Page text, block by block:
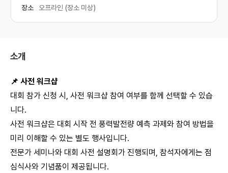
장소
오프라인 (장소 미상)
소개
📌 사전 워크샵
대회 참가 신청 시, 사전 워크샵 참여 여부를 함께 선택할 수 있습
니다.
사전 워크샵은 대회 시작 전 풍력발전량 예측 과제와 참여 방법을
미리 이해할 수 있는 별도 행사입니다.
전문가 세미나와 대회 사전 설명회가 진행되며, 참석자에게는 점
심식사와 기념품이 제공됩니다.